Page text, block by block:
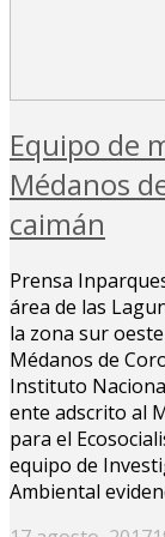
Equipo de
Médanos
caimán
Prensa
área de las
la zona sur
Médanos de
Instituto
ente adscrito al
para el
equipo de
Ambiental